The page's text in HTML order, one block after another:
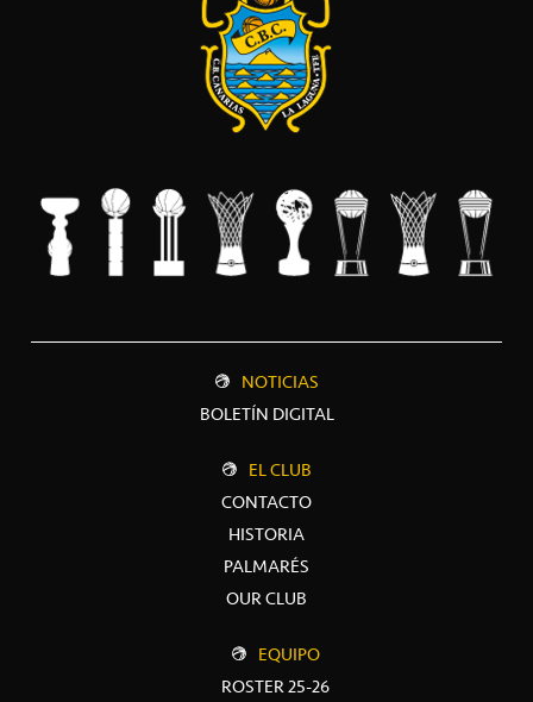
NOTICIAS
BOLETÍN DIGITAL
EL CLUB
CONTACTO
HISTORIA
PALMARÉS
OUR CLUB
EQUIPO
ROSTER 25-26